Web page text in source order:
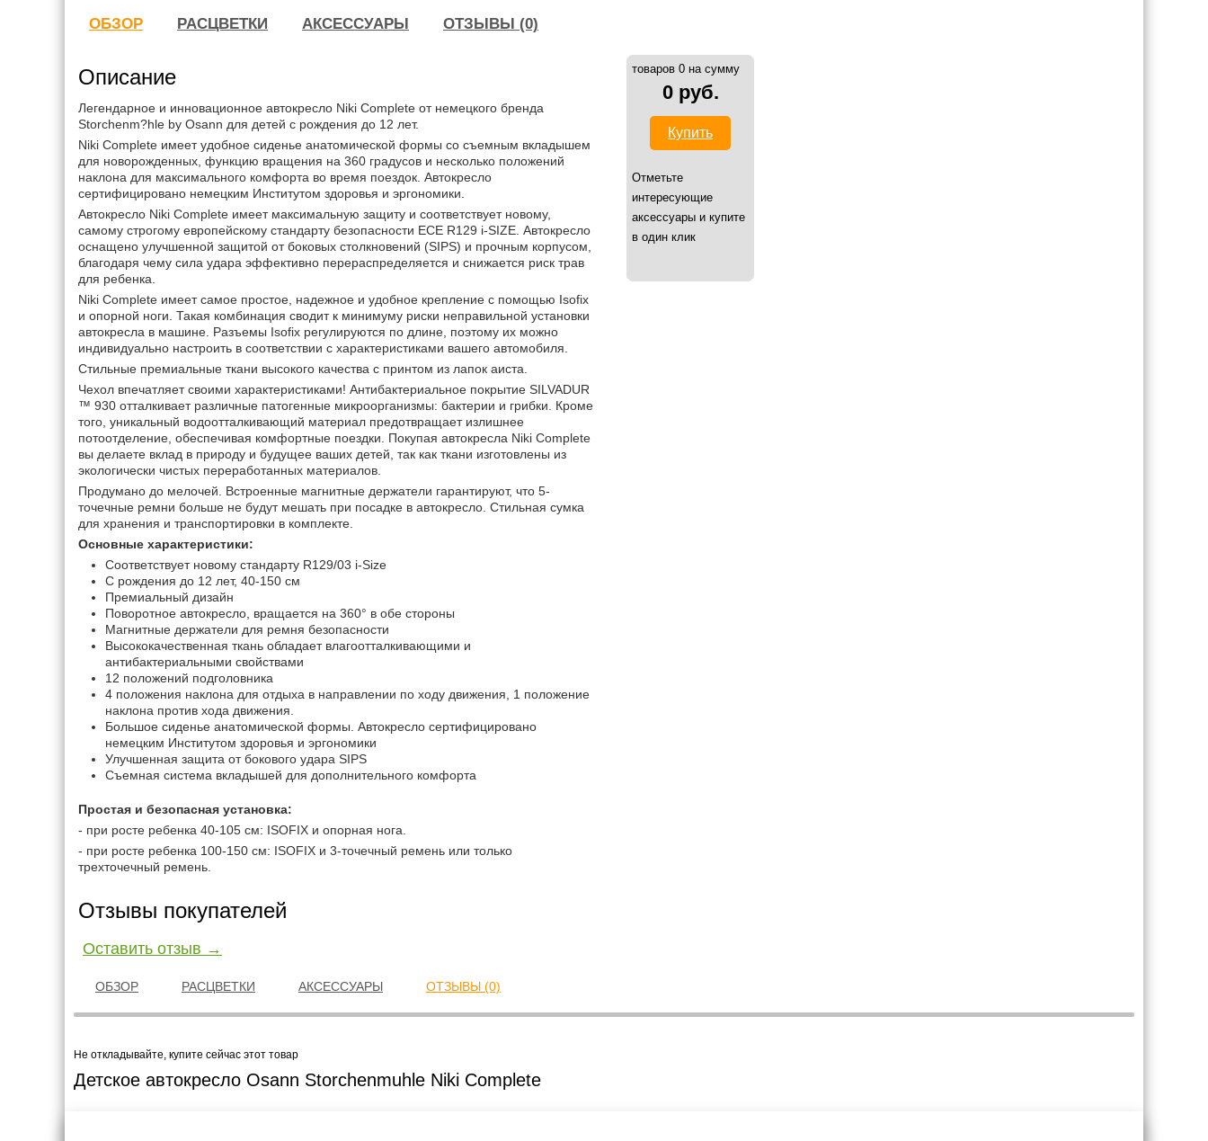
ОБЗОР РАСЦВЕТКИ АКСЕССУАРЫ ОТЗЫВЫ (0)
Описание
Легендарное и инновационное автокресло Niki Complete от немецкого бренда
Storchenm?hle by Osann для детей с рождения до 12 лет.
Niki Complete имеет удобное сиденье анатомической формы со съемным вкладышем
для новорожденных, функцию вращения на 360 градусов и несколько положений
наклона для максимального комфорта во время поездок. Автокресло
сертифицировано немецким Институтом здоровья и эргономики.
Автокресло Niki Complete имеет максимальную защиту и соответствует новому,
самому строгому европейскому стандарту безопасности ECE R129 i-SIZE. Автокресло
оснащено улучшенной защитой от боковых столкновений (SIPS) и прочным корпусом,
благодаря чему сила удара эффективно перераспределяется и снижается риск трав
для ребенка.
Niki Complete имеет самое простое, надежное и удобное крепление с помощью Isofix
и опорной ноги. Такая комбинация сводит к минимуму риски неправильной установки
автокресла в машине. Разъемы Isofix регулируются по длине, поэтому их можно
индивидуально настроить в соответствии с характеристиками вашего автомобиля.
Стильные премиальные ткани высокого качества с принтом из лапок аиста.
Чехол впечатляет своими характеристиками! Антибактериальное покрытие SILVADUR
™ 930 отталкивает различные патогенные микроорганизмы: бактерии и грибки. Кроме
того, уникальный водоотталкивающий материал предотвращает излишнее
потоотделение, обеспечивая комфортные поездки. Покупая автокресла Niki Complete
вы делаете вклад в природу и будущее ваших детей, так как ткани изготовлены из
экологически чистых переработанных материалов.
Продумано до мелочей. Встроенные магнитные держатели гарантируют, что 5-
точечные ремни больше не будут мешать при посадке в автокресло. Стильная сумка
для хранения и транспортировки в комплекте.
Основные характеристики:
Соответствует новому стандарту R129/03 i-Size
С рождения до 12 лет, 40-150 см
Премиальный дизайн
Поворотное автокресло, вращается на 360° в обе стороны
Магнитные держатели для ремня безопасности
Высококачественная ткань обладает влагоотталкивающими и
антибактериальными свойствами
12 положений подголовника
4 положения наклона для отдыха в направлении по ходу движения, 1 положение
наклона против хода движения.
Большое сиденье анатомической формы. Автокресло сертифицировано
немецким Институтом здоровья и эргономики
Улучшенная защита от бокового удара SIPS
Съемная система вкладышей для дополнительного комфорта
Простая и безопасная установка:
- при росте ребенка 40-105 см: ISOFIX и опорная нога.
- при росте ребенка 100-150 см: ISOFIX и 3-точечный ремень или только
трехточечный ремень.
Отзывы покупателей
Оставить отзыв →
товаров 0 на сумму
0 руб.
Купить
Отметьте
интересующие
аксессуары и купите
в один клик
ОБЗОР РАСЦВЕТКИ АКСЕССУАРЫ ОТЗЫВЫ (0)
Не откладывайте, купите сейчас этот товар
Детское автокресло Osann Storchenmuhle Niki Complete